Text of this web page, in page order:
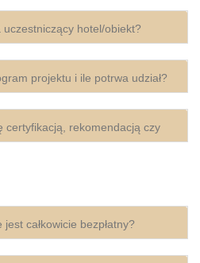
uczestniczący hotel/obiekt?
projektu i ile potrwa udział?
certyfikacją, rekomendacją czy
całkowicie bezpłatny?